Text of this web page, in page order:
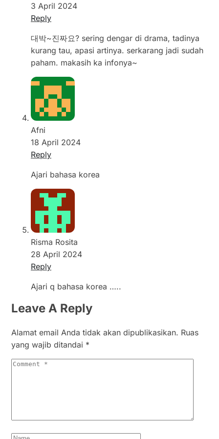
3 April 2024
Reply
대박~진짜요? sering dengar di drama, tadinya
kurang tau, apasi artinya. serkarang jadi sudah
paham. makasih ka infonya~
Afni
18 April 2024
Reply
Ajari bahasa korea
Risma Rosita
28 April 2024
Reply
Ajari q bahasa korea …..
Leave A Reply
Alamat email Anda tidak akan dipublikasikan. Ruas
yang wajib ditandai *